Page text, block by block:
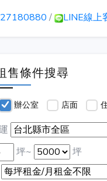
/ LINE線上
售條件搜尋
辦公室 店面
坪~
坪